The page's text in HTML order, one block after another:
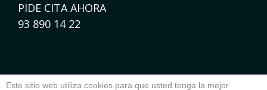
PIDE CITA AHORA
93 890 14 22
Este sitio web utiliza cookies para que usted tenga la mejor